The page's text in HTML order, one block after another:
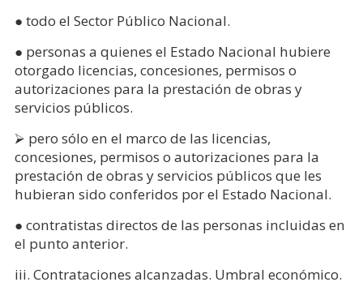
● todo el Sector Público Nacional.
● personas a quienes el Estado Nacional hubiere
otorgado licencias, concesiones, permisos o
autorizaciones para la prestación de obras y
servicios públicos.
⮚ pero sólo en el marco de las licencias,
concesiones, permisos o autorizaciones para la
prestación de obras y servicios públicos que les
hubieran sido conferidos por el Estado Nacional.
● contratistas directos de las personas incluidas en
el punto anterior.
iii. Contrataciones alcanzadas. Umbral económico.